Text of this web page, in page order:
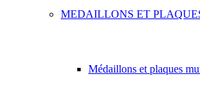
MEDAILLONS ET
Médaillons et plaques